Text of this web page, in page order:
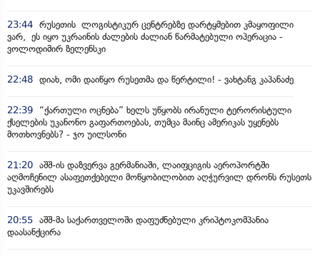
23:44 რუსეთის ლოგისტიკურ ცენტრებზე დარტყმებით კმაყოფილი
ვარ, ეს იყო უკრაინის ძალების ძალიან წარმატებული ოპერაცია -
ვოლოდიმირ ზელენსკი
22:48 დიახ, ომი დაიწყო რუსეთმა და წერტილი! - ვახტანგ კაპანაძე
22:39
“ქართული ოცნება” ხელს უწყობს ირანული ტერორისტული
ქსელების უკანონო გაფართოებას, თუმცა მაინც ამერიკას უყენებს
მოთხოვნებს? - ჯო უილსონი
21:20 აშშ-ის დაზვერვა გერმანიაში, ლაიფციგის აეროპორტში
აღმოჩენილ ასაფეთქებელი მოწყობილობით აღჭურვილ დრონს რუსეთს
უკავშირებს
20:55 აშშ-მა საქართველოში დაფუძნებული კრიპტოკომპანია
დაასანქცირა